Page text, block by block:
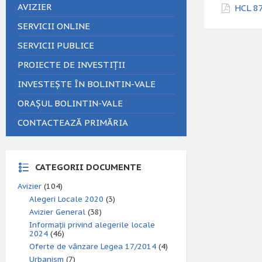
HCL
AVIZIER
SERVICII ONLINE
SERVICII PUBLICE
PROIECTE DE INVESTIȚII
INVESTEȘTE ÎN BOLINTIN-VALE
ORAȘUL BOLINTIN-VALE
CONTACTEAZĂ PRIMĂRIA
CATEGORII DOCUMENTE
Avizier (104)
Alegeri Locale 2020 (3)
Avizier General (38)
Informații privind alegerile locale
2024 (46)
Oferte de vânzare Legea 17/2014 (4)
Urbanism (7)